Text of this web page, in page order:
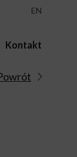
EN
Kontakt